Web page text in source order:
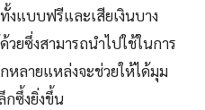
งแบบฟรีและเสียเงินบาง
ยซึ่งสามารถนำไปใช้ในการ
หลายแหล่งจะช่วยให้ได้มุม
กซึ้งยิ่งขึ้น